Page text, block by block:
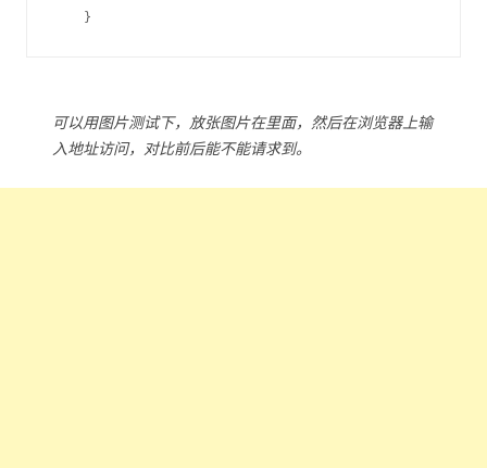
可以用图片测试下，放张图片在里面，然后在浏览器上输
入地址访问，对比前后能不能请求到。